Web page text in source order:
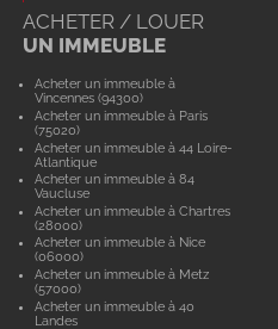
ACHETER / LOUER
UN IMMEUBLE
Acheter un immeuble à
Vincennes (94300)
Acheter un immeuble à Paris
(75020)
Acheter un immeuble à 44 Loire-
Atlantique
Acheter un immeuble à 84
Vaucluse
Acheter un immeuble à Chartres
(28000)
Acheter un immeuble à Nice
(06000)
Acheter un immeuble à Metz
(57000)
Acheter un immeuble à 40
Landes